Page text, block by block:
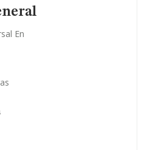
En
complementaria.